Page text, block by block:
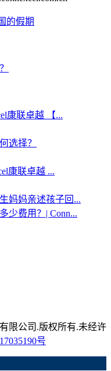
的假期
康联卓越 【...
选择？
康联卓越 ...
妈妈亲述孩子回...
少费用？| Conn...
限公司.版权所有.未经许
号